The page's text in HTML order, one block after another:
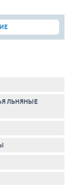
ЛЬНЯНЫЕ